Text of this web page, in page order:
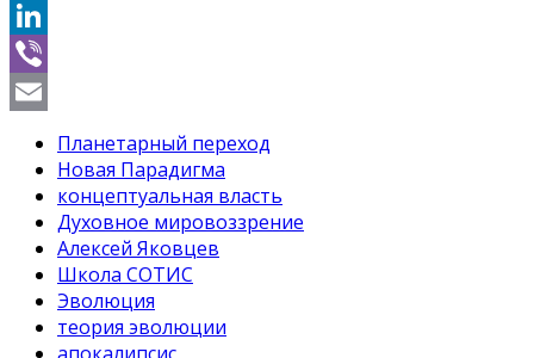
Telegram
LinkedIn
Viber
Планетарный переход
Новая Парадигма
концептуальная власть
Духовное мировоззрение
Алексей Яковцев
Школа СОТИС
Эволюция
теория эволюции
апокалипсис